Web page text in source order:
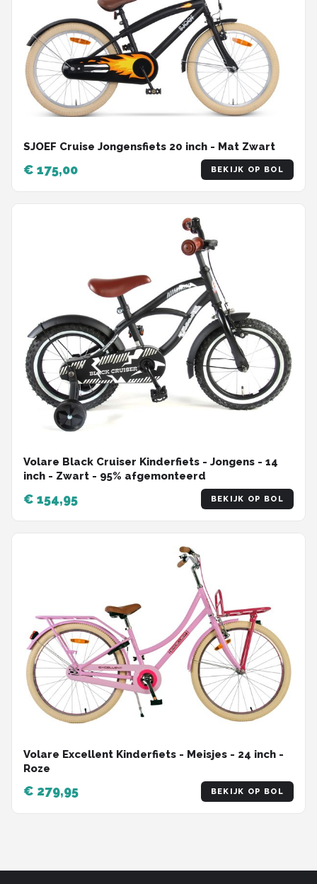
SJOEF Cruise Jongensfiets 20 inch - Mat Zwart
€ 175,00 BEKIJK OP BOL
Volare Black Cruiser Kinderfiets - Jongens - 14
inch - Zwart - 95% afgemonteerd
€ 154,95 BEKIJK OP BOL
Volare Excellent Kinderfiets - Meisjes - 24 inch -
Roze
€ 279,95 BEKIJK OP BOL